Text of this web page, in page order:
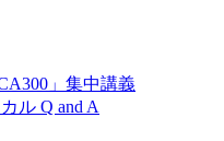
」集中講義
ル Q and A